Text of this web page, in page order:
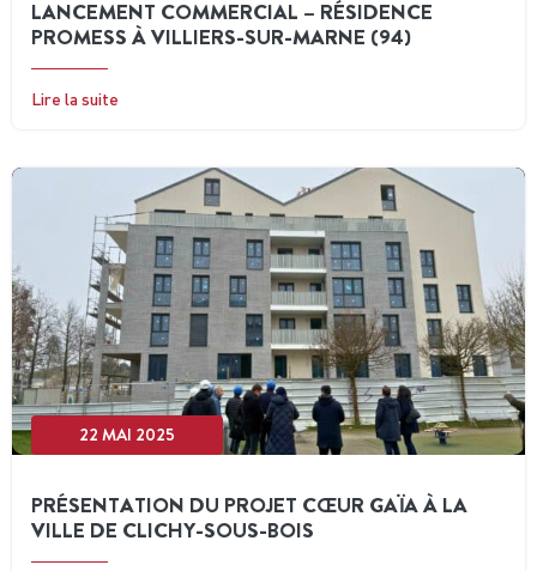
LANCEMENT COMMERCIAL – RÉSIDENCE
PROMESS À VILLIERS-SUR-MARNE (94)
Lire la suite
22 MAI 2025
PRÉSENTATION DU PROJET CŒUR GAÏA À LA
VILLE DE CLICHY-SOUS-BOIS